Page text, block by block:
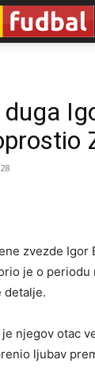
zvezde Igor
je o periodu
detalje.
njegov otac
ljubav